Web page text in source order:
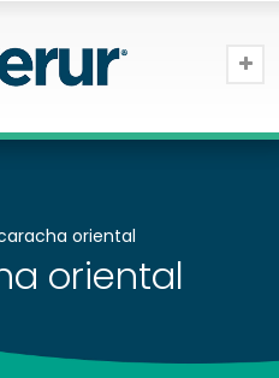
oriental
oriental